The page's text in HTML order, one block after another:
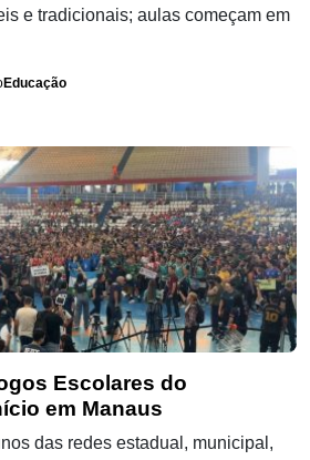
e tradicionais; aulas começam em
Educação
Escolares do
em Manaus
das redes estadual, municipal,